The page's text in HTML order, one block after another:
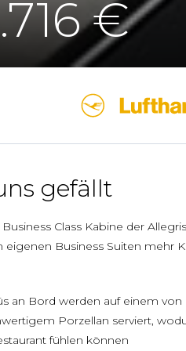
€
gefällt
Class Kabine der
eigenen Business Suiten mehr
an Bord werden auf einem
Porzellan serviert,
fühlen können